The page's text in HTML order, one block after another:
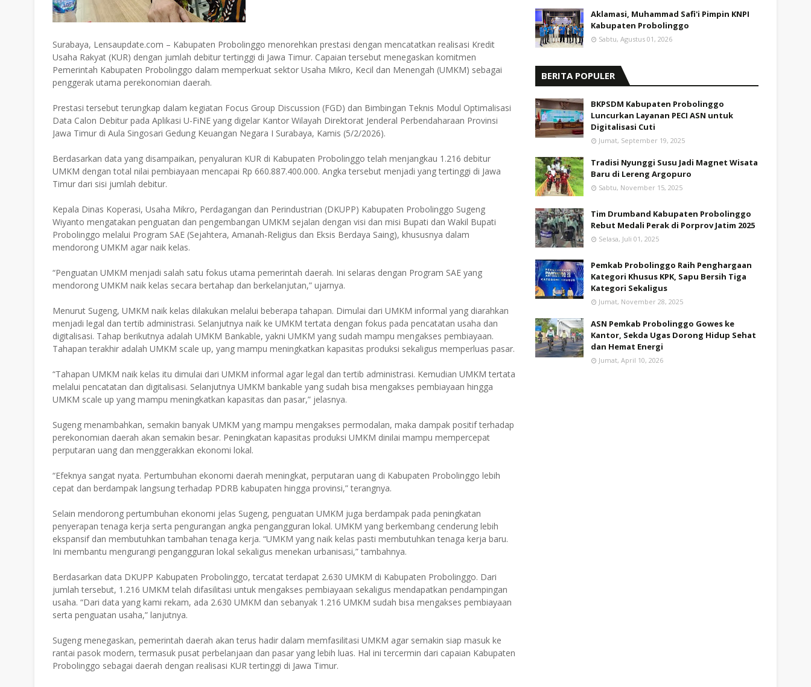
Surabaya, Lensaupdate.com – Kabupaten Probolinggo menorehkan prestasi dengan mencatatkan realisasi Kredit
Usaha Rakyat (KUR) dengan jumlah debitur tertinggi di Jawa Timur. Capaian tersebut menegaskan komitmen
Pemerintah Kabupaten Probolinggo dalam memperkuat sektor Usaha Mikro, Kecil dan Menengah (UMKM) sebagai
penggerak utama perekonomian daerah.
Prestasi tersebut terungkap dalam kegiatan Focus Group Discussion (FGD) dan Bimbingan Teknis Modul Optimalisasi
Data Calon Debitur pada Aplikasi U-FiNE yang digelar Kantor Wilayah Direktorat Jenderal Perbendaharaan Provinsi
Jawa Timur di Aula Singosari Gedung Keuangan Negara I Surabaya, Kamis (5/2/2026).
Berdasarkan data yang disampaikan, penyaluran KUR di Kabupaten Probolinggo telah menjangkau 1.216 debitur
UMKM dengan total nilai pembiayaan mencapai Rp 660.887.400.000. Angka tersebut menjadi yang tertinggi di Jawa
Timur dari sisi jumlah debitur.
Kepala Dinas Koperasi, Usaha Mikro, Perdagangan dan Perindustrian (DKUPP) Kabupaten Probolinggo Sugeng
Wiyanto mengatakan penguatan dan pengembangan UMKM sejalan dengan visi dan misi Bupati dan Wakil Bupati
Probolinggo melalui Program SAE (Sejahtera, Amanah-Religius dan Eksis Berdaya Saing), khususnya dalam
mendorong UMKM agar naik kelas.
“Penguatan UMKM menjadi salah satu fokus utama pemerintah daerah. Ini selaras dengan Program SAE yang
mendorong UMKM naik kelas secara bertahap dan berkelanjutan,” ujarnya.
Menurut Sugeng, UMKM naik kelas dilakukan melalui beberapa tahapan. Dimulai dari UMKM informal yang diarahkan
menjadi legal dan tertib administrasi. Selanjutnya naik ke UMKM tertata dengan fokus pada pencatatan usaha dan
digitalisasi. Tahap berikutnya adalah UMKM Bankable, yakni UMKM yang sudah mampu mengakses pembiayaan.
Tahapan terakhir adalah UMKM scale up, yang mampu meningkatkan kapasitas produksi sekaligus memperluas pasar.
“Tahapan UMKM naik kelas itu dimulai dari UMKM informal agar legal dan tertib administrasi. Kemudian UMKM tertata
melalui pencatatan dan digitalisasi. Selanjutnya UMKM bankable yang sudah bisa mengakses pembiayaan hingga
UMKM scale up yang mampu meningkatkan kapasitas dan pasar,” jelasnya.
Sugeng menambahkan, semakin banyak UMKM yang mampu mengakses permodalan, maka dampak positif terhadap
perekonomian daerah akan semakin besar. Peningkatan kapasitas produksi UMKM dinilai mampu mempercepat
perputaran uang dan menggerakkan ekonomi lokal.
“Efeknya sangat nyata. Pertumbuhan ekonomi daerah meningkat, perputaran uang di Kabupaten Probolinggo lebih
cepat dan berdampak langsung terhadap PDRB kabupaten hingga provinsi,” terangnya.
Selain mendorong pertumbuhan ekonomi jelas Sugeng, penguatan UMKM juga berdampak pada peningkatan
penyerapan tenaga kerja serta pengurangan angka pengangguran lokal. UMKM yang berkembang cenderung lebih
ekspansif dan membutuhkan tambahan tenaga kerja. “UMKM yang naik kelas pasti membutuhkan tenaga kerja baru.
Ini membantu mengurangi pengangguran lokal sekaligus menekan urbanisasi,” tambahnya.
Berdasarkan data DKUPP Kabupaten Probolinggo, tercatat terdapat 2.630 UMKM di Kabupaten Probolinggo. Dari
jumlah tersebut, 1.216 UMKM telah difasilitasi untuk mengakses pembiayaan sekaligus mendapatkan pendampingan
usaha. “Dari data yang kami rekam, ada 2.630 UMKM dan sebanyak 1.216 UMKM sudah bisa mengakses pembiayaan
serta penguatan usaha,” lanjutnya.
Sugeng menegaskan, pemerintah daerah akan terus hadir dalam memfasilitasi UMKM agar semakin siap masuk ke
rantai pasok modern, termasuk pusat perbelanjaan dan pasar yang lebih luas. Hal ini tercermin dari capaian Kabupaten
Probolinggo sebagai daerah dengan realisasi KUR tertinggi di Jawa Timur.
Aklamasi, Muhammad Safi'i Pimpin KNPI
Kabupaten Probolinggo
Sabtu, Agustus 01, 2026
BERITA POPULER
BKPSDM Kabupaten Probolinggo
Luncurkan Layanan PECI ASN untuk
Digitalisasi Cuti
Jumat, September 19, 2025
Tradisi Nyunggi Susu Jadi Magnet Wisata
Baru di Lereng Argopuro
Sabtu, November 15, 2025
Tim Drumband Kabupaten Probolinggo
Rebut Medali Perak di Porprov Jatim 2025
Selasa, Juli 01, 2025
Pemkab Probolinggo Raih Penghargaan
Kategori Khusus KPK, Sapu Bersih Tiga
Kategori Sekaligus
Jumat, November 28, 2025
ASN Pemkab Probolinggo Gowes ke
Kantor, Sekda Ugas Dorong Hidup Sehat
dan Hemat Energi
Jumat, April 10, 2026